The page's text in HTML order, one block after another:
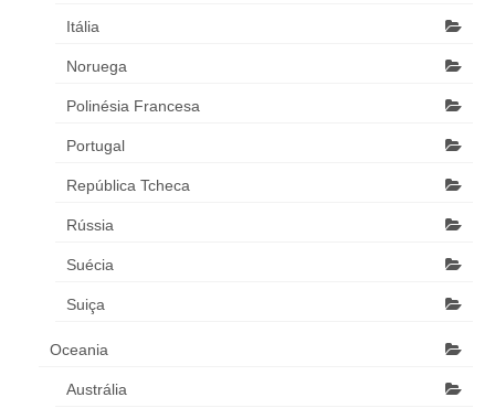
Itália
Noruega
Polinésia Francesa
Portugal
República Tcheca
Rússia
Suécia
Suiça
Oceania
Austrália